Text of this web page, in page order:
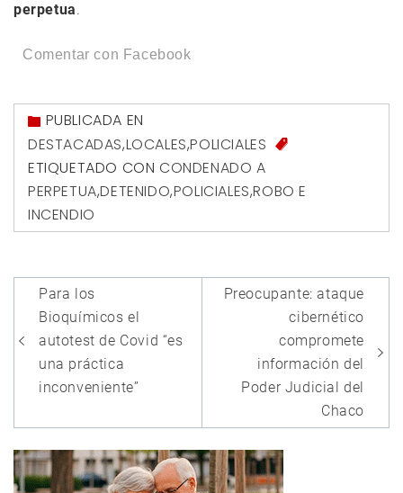
perpetua.
Comentar con Facebook
PUBLICADA EN
DESTACADAS,LOCALES,POLICIALES
ETIQUETADO CON CONDENADO A
PERPETUA,DETENIDO,POLICIALES,ROBO E
INCENDIO
Navegación
de
entradas
Para los
Bioquímicos el
autotest de Covid “es
una práctica
inconveniente”
Preocupante: ataque
cibernético
compromete
información del
Poder Judicial del
Chaco